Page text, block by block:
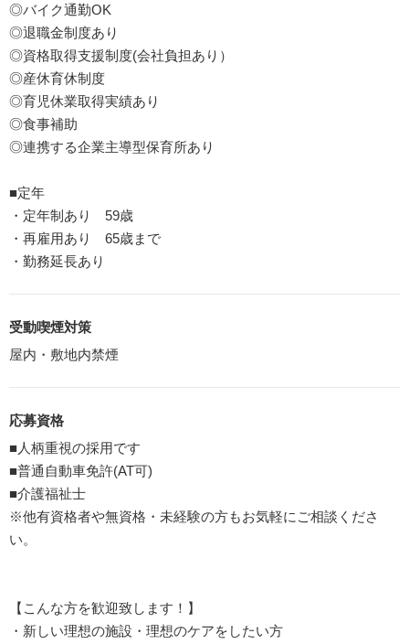
◎バイク通勤OK
◎退職金制度あり
◎資格取得支援制度(会社負担あり）
◎産休育休制度
◎育児休業取得実績あり
◎食事補助
◎連携する企業主導型保育所あり
■定年
・定年制あり 59歳
・再雇用あり 65歳まで
・勤務延長あり
受動喫煙対策
屋内・敷地内禁煙
応募資格
■人柄重視の採用です
■普通自動車免許(AT可)
■介護福祉士
※他有資格者や無資格・未経験の方もお気軽にご相談くださ
い。
【こんな方を歓迎致します！】
・新しい理想の施設・理想のケアをしたい方